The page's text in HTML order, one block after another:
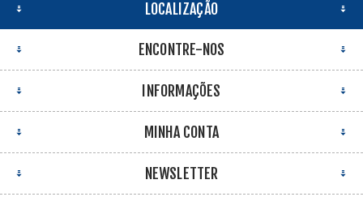
LOCALIZAÇÃO
ENCONTRE-NOS
INFORMAÇÕES
MINHA CONTA
NEWSLETTER